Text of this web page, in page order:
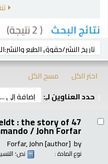
نتائج البحث ( 2 نتيجة)
ترتيب بواسطة:
اختر الكل
مسح الكل
حدد العناوين لـِ:
: the story of 47
/John Forfar.
by
Forfar, John[author]
نوع المادة : نص؛